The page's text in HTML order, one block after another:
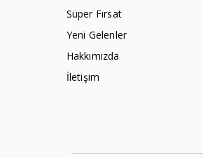
Süper Fırsat
Yeni Gelenler
Hakkımızda
İletişim